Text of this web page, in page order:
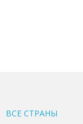
ВСЕ CТРАНЫ